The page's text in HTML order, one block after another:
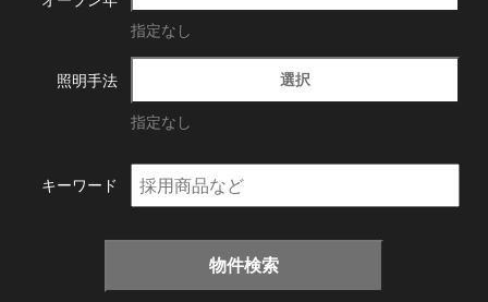
指定なし
照明手法 選択
指定なし
キーワード
物件検索